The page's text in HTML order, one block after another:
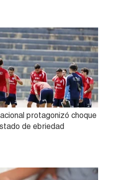
protagonizó choque
de ebriedad